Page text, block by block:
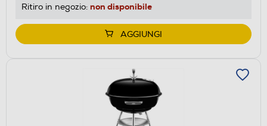
Ritiro in negozio: non disponibile
AGGIUNGI